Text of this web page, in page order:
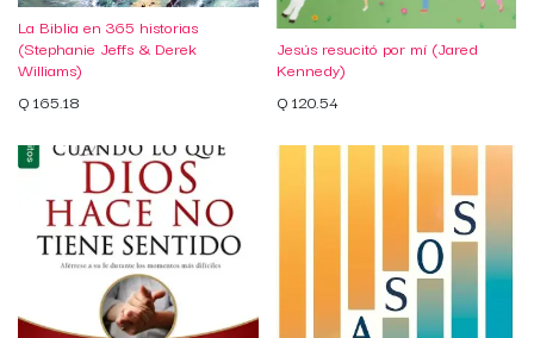
La Biblia en 365 historias
(Stephanie Jeffs & Derek
Williams)
Q165.18
Jesús resucitó por mí (Jared
Kennedy)
Q120.54